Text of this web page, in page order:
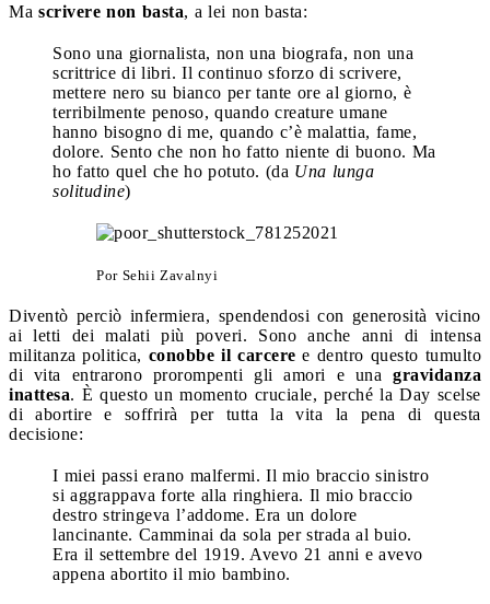
Ma scrivere non basta, a lei non basta:
Sono una giornalista, non una biografa, non una
scrittrice di libri. Il continuo sforzo di scrivere,
mettere nero su bianco per tante ore al giorno, è
terribilmente penoso, quando creature umane
hanno bisogno di me, quando c’è malattia, fame,
dolore. Sento che non ho fatto niente di buono. Ma
ho fatto quel che ho potuto. (da Una lunga
solitudine)
Por Sehii Zavalnyi
Diventò perciò infermiera, spendendosi con generosità vicino
ai letti dei malati più poveri. Sono anche anni di intensa
militanza politica, conobbe il carcere e dentro questo tumulto
di vita entrarono prorompenti gli amori e una gravidanza
inattesa. È questo un momento cruciale, perché la Day scelse
di abortire e soffrirà per tutta la vita la pena di questa
decisione:
I miei passi erano malfermi. Il mio braccio sinistro
si aggrappava forte alla ringhiera. Il mio braccio
destro stringeva l’addome. Era un dolore
lancinante. Camminai da sola per strada al buio.
Era il settembre del 1919. Avevo 21 anni e avevo
appena abortito il mio bambino.